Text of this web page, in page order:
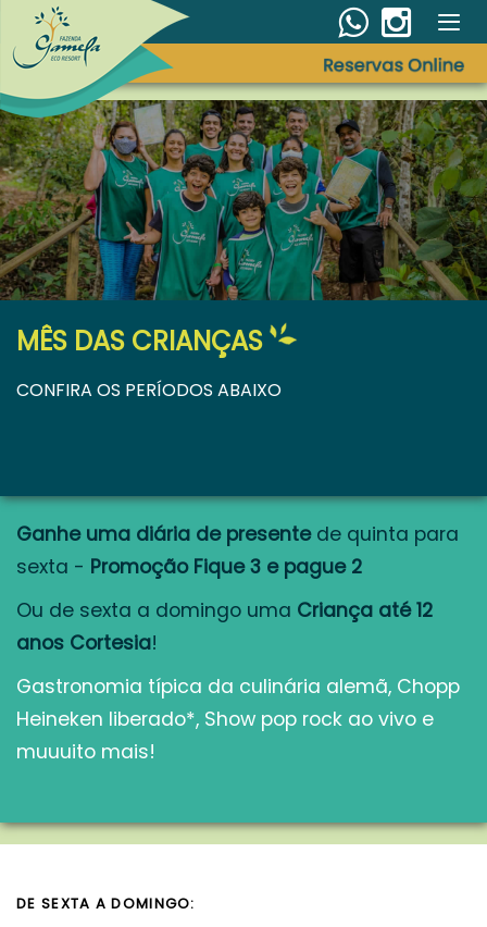
MÊS DAS CRIANÇAS
CONFIRA OS PERÍODOS ABAIXO
Ganhe uma diária de presentede quinta para
sexta - Promoção Fique 3 e pague 2
Ou de sexta a domingo uma Criança até 12
anos Cortesia!
Gastronomia típica da culinária alemã, Chopp
Heineken liberado*, Show pop rock ao vivo e
muuuito mais!
DE SEXTA A DOMINGO: